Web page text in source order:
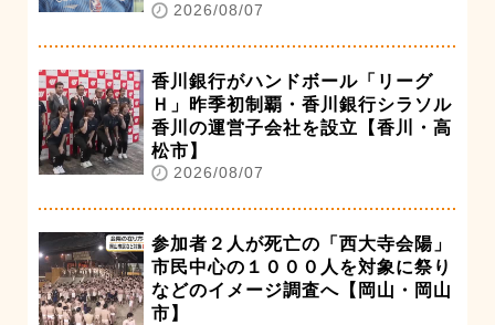
2026/08/07
香川銀行がハンドボール「リーグ
Ｈ」昨季初制覇・香川銀行シラソル
香川の運営子会社を設立【香川・高
松市】
2026/08/07
参加者２人が死亡の「西大寺会陽」
市民中心の１０００人を対象に祭り
などのイメージ調査へ【岡山・岡山
市】